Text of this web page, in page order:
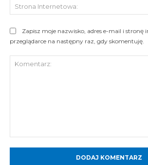
Zapisz moje nazwisko, adres e-mail i stronę
przeglądarce na następny raz, gdy skomentuję.